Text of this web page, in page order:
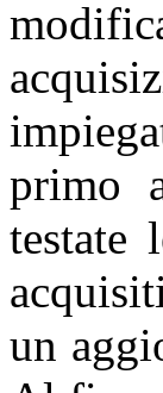
primo
testate
un